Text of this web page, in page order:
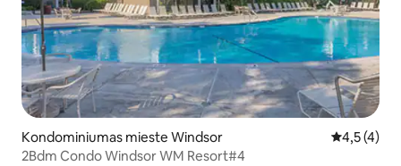
Kondominiumas mieste Windsor Vidutinis
4,5 (4)
2Bdm Condo Windsor WM Resort#4